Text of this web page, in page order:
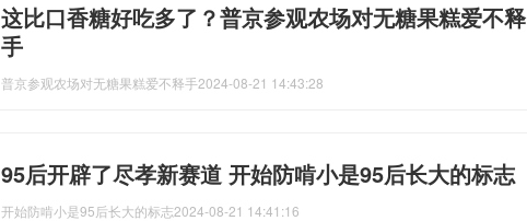
这比口香糖好吃多了？普京参观农场对无糖果糕爱不释
手
普京参观农场对无糖果糕爱不释手2024-08-21 14:43:28
95后开辟了尽孝新赛道 开始防啃小是95后长大的标志
开始防啃小是95后长大的标志2024-08-21 14:41:16